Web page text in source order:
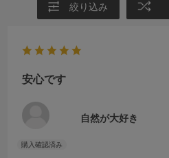
絞り込み
安心です
自然が大好き